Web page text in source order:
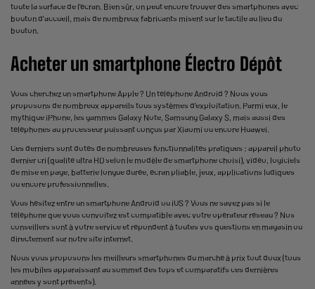
toute la surface de l'écran. Bien sûr, on peut encore trouver des smartphones avec
bouton d'accueil, mais de nombreux fabricants misent sur le tactile au lieu du
bouton.
Acheter un smartphone Électro Dépôt
Vous cherchez un smartphone Apple ? Un téléphone Android ? Nous vous
proposons de nombreux appareils tous systèmes d’exploitation. Parmi eux, le
mythique iPhone, les gammes Galaxy Note, Samsung Galaxy S, mais aussi des
téléphones au processeur puissant conçus par Xiaomi ou encore Huawei.
Ces derniers sont dotés de nombreuses fonctionnalités pratiques : appareil photo
dernier cri (qualité ultra HD selon le modèle de smartphone choisi), vidéo, logiciels
de mise en page, batterie longue durée, écran pliable, jeux, applications ludiques
ou encore professionnelles.
Vous hésitez entre un smartphone Android ou iOS ? Vous ne savez pas si le
téléphone que vous convoitez est compatible avec votre opérateur réseau ? Nos
conseillers sont à votre service et répondent à toutes vos questions en magasin ou
directement sur notre site internet.
Nous vous proposons les meilleurs smartphones du marché à prix tout doux (tous
les mobiles apparaissant au sommet des tops et comparatifs ces dernières
années y sont présents).